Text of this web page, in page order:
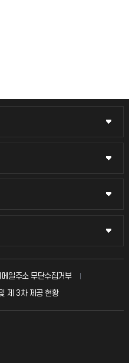
메일주소 무단수집거부
제 3차 제공 현황